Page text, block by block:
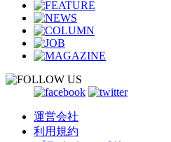
運営会社
利用規約